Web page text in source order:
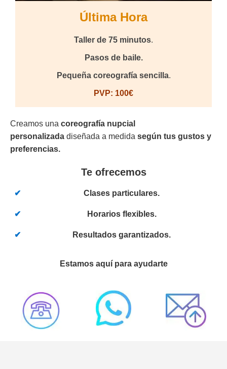
Última Hora
Taller de 75 minutos.
Pasos de baile.
Pequeña coreografía sencilla.
PVP: 100€
Creamos una coreografía nupcial
personalizada diseñada a medida según tus gustos y
preferencias.
Te ofrecemos
Clases particulares.
Horarios flexibles.
Resultados garantizados.
Estamos aquí para ayudarte